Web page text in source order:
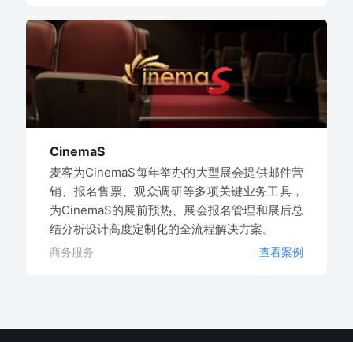
CinemaS
麦客为CinemaS每年举办的大型展会提供邮件营
销、报名售票、观众调研等多项关键业务工具，
为CinemaS的展前预热、展会报名管理和展后总
结分析设计高度定制化的全流程解决方案。
商务服务 查看案例